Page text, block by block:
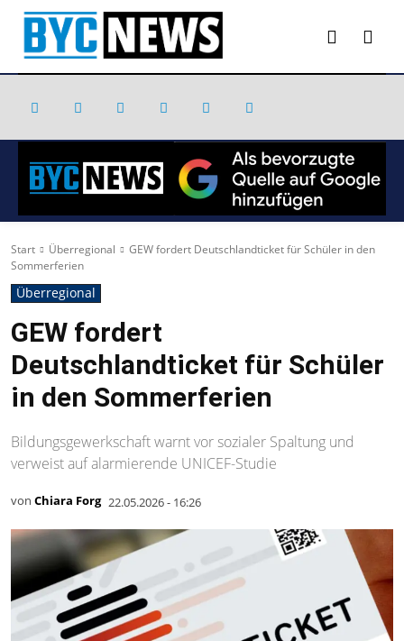
Start Überregional
GEW fordert Deutschlandticket für Schüler in den
Sommerferien
Überregional
GEW fordert
Deutschlandticket für Schüler
in den Sommerferien
Bildungsgewerkschaft warnt vor sozialer Spaltung und
verweist auf alarmierende UNICEF-Studie
von Chiara Forg 22.05.2026 - 16:26